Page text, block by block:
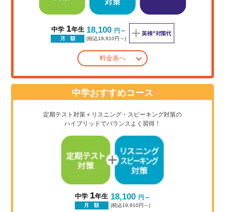
中学 1年生
月 額
18,100 円～
(税込19,910円～)
料金表へ
中学おすすめコース
定期テスト対策＋リスニング・スピーキング対策の
ハイブリッドでバランスよく習得！
中学 1年生
月 額
18,100 円～
(税込19,910円～)